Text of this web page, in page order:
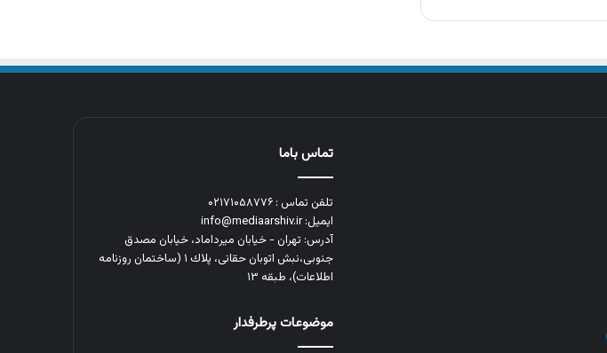
تماس باما
تلفن تماس : ۰۲۱۷۱۰۵۸۷۷۶
ایمیل: info@mediaarshiv.ir
آدرس: تهران - خیابان میرداماد، خیابان مصدق
جنوبی،نبش اتوبان حقانی، پلاك ١ (ساختمان روزنامه
اطلاعات)، طبقه ۱۳
موضوعات پرطرفدار